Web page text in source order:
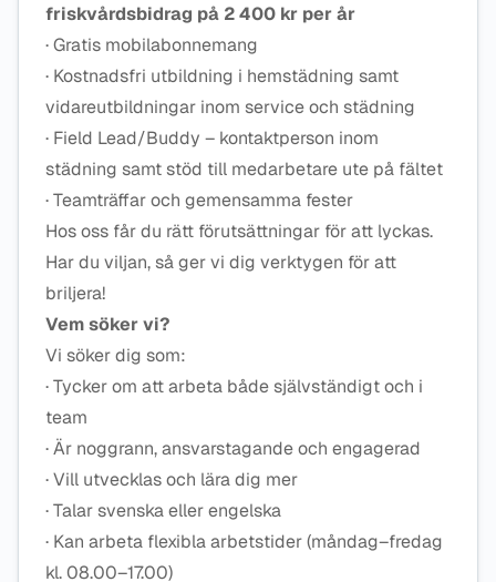
friskvårdsbidrag på 2 400 kr per år
· Gratis mobilabonnemang
· Kostnadsfri utbildning i hemstädning samt
vidareutbildningar inom service och städning
· Field Lead/Buddy – kontaktperson inom
städning samt stöd till medarbetare ute på fältet
· Teamträffar och gemensamma fester
Hos oss får du rätt förutsättningar för att lyckas.
Har du viljan, så ger vi dig verktygen för att
briljera!
Vem söker vi?
Vi söker dig som:
· Tycker om att arbeta både självständigt och i
team
· Är noggrann, ansvarstagande och engagerad
· Vill utvecklas och lära dig mer
· Talar svenska eller engelska
· Kan arbeta flexibla arbetstider (måndag–fredag
kl. 08.00–17.00)